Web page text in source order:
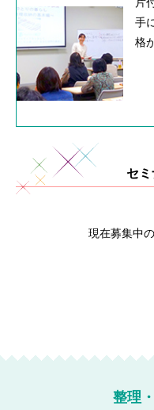
片
手
格
セ
現在募集中
整理